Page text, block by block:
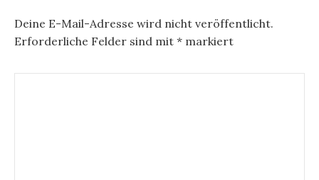
Deine E-Mail-Adresse wird nicht veröffentlicht.
Erforderliche Felder sind mit * markiert